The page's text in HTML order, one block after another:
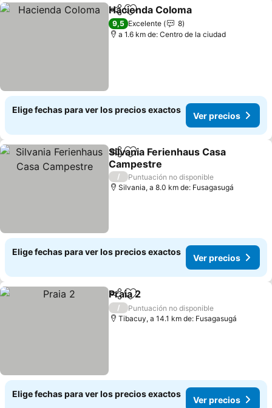
CompartirAgregar a favoritos
Hacienda Coloma
9,5 Excelente
8
a 1.6 km de: Centro de la ciudad
Elige fechas para ver los precios exactos
Ver precios
CompartirAgregar a favoritos
Silvania Ferienhaus Casa
Campestre
/
Puntuación no disponible
Silvania, a 8.0 km de: Fusagasugá
Elige fechas para ver los precios exactos
Ver precios
CompartirAgregar a favoritos
Praia 2
/
Puntuación no disponible
Tibacuy, a 14.1 km de: Fusagasugá
Elige fechas para ver los precios exactos
Ver precios